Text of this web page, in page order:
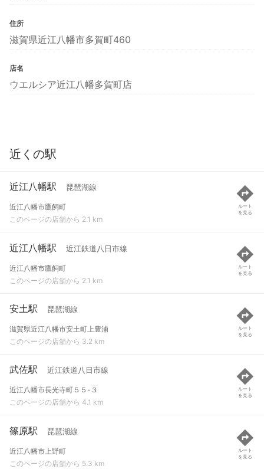
住所
滋賀県近江八幡市多賀町460
店名
ウエルシア近江八幡多賀町店
近くの駅
近江八幡駅 琵琶湖線
近江八幡市鷹飼町
このページの店舗から 2.1 km
ルート
を見る
近江八幡駅 近江鉄道八日市線
近江八幡市鷹飼町
このページの店舗から 2.1 km
ルート
を見る
安土駅 琵琶湖線
滋賀県近江八幡市安土町上豊浦
このページの店舗から 3.2 km
ルート
を見る
武佐駅 近江鉄道八日市線
近江八幡市長光寺町５５-３
このページの店舗から 4.1 km
ルート
を見る
篠原駅 琵琶湖線
近江八幡市上野町
このページの店舗から 5.3 km
ルート
を見る